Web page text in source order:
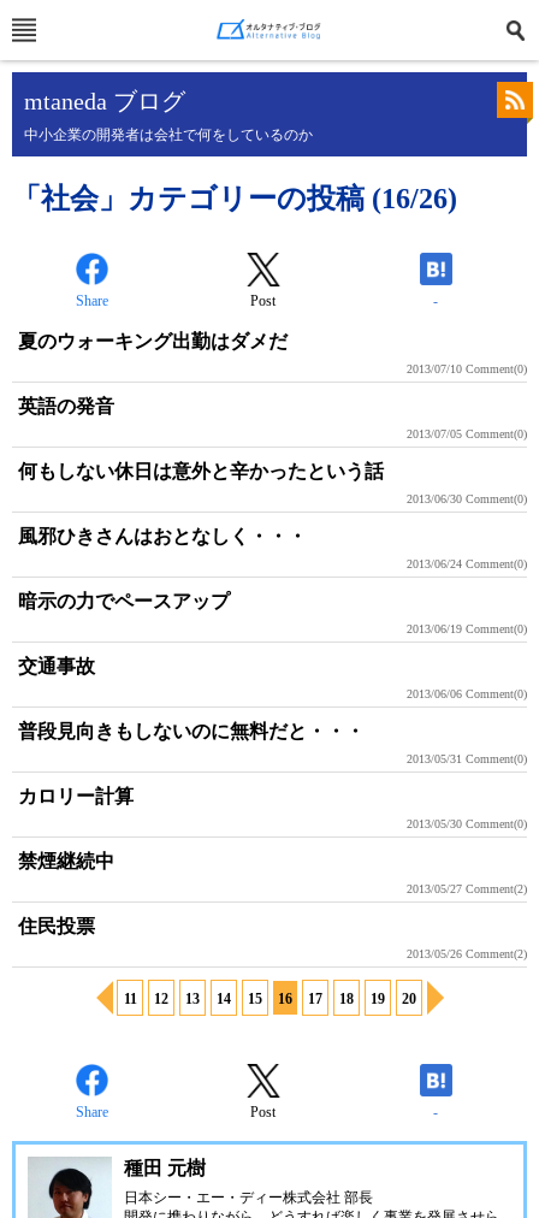
mtaneda ブログ
中小企業の開発者は会社で何をしているのか
「社会」カテゴリーの投稿 (16/26)
Share Post -
夏のウォーキング出勤はダメだ
2013/07/10 Comment(0)
英語の発音
2013/07/05 Comment(0)
何もしない休日は意外と辛かったという話
2013/06/30 Comment(0)
風邪ひきさんはおとなしく・・・
2013/06/24 Comment(0)
暗示の力でペースアップ
2013/06/19 Comment(0)
交通事故
2013/06/06 Comment(0)
普段見向きもしないのに無料だと・・・
2013/05/31 Comment(0)
カロリー計算
2013/05/30 Comment(0)
禁煙継続中
2013/05/27 Comment(2)
住民投票
2013/05/26 Comment(2)
11 12 13 14 15 16 17 18 19 20
Share Post -
種田 元樹
日本シー・エー・ディー株式会社 部長